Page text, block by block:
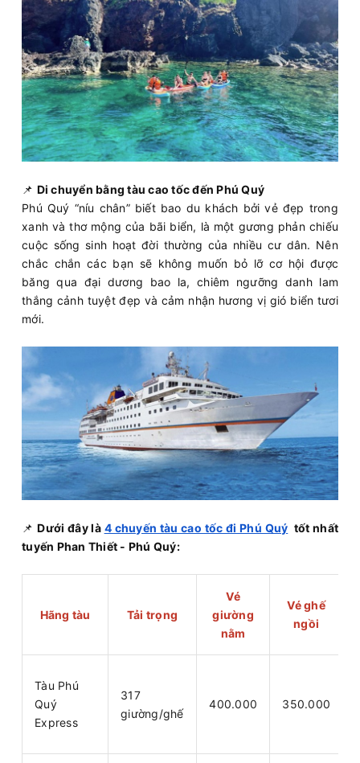
📌 Di chuyển bằng tàu cao tốc đến Phú Quý
Phú Quý “níu chân” biết bao du khách bởi vẻ đẹp trong
xanh và thơ mộng của bãi biển, là một gương phản chiếu
cuộc sống sinh hoạt đời thường của nhiều cư dân. Nên
chắc chắn các bạn sẽ không muốn bỏ lỡ cơ hội được
băng qua đại dương bao la, chiêm ngưỡng danh lam
thắng cảnh tuyệt đẹp và cảm nhận hương vị gió biển tươi
mới.
📌Dưới đây là 4 chuyến tàu cao tốc đi Phú Quý tốt nhất
tuyến Phan Thiết - Phú Quý:
Hãng tàu Tải trọng
Vé
giường
nằm
Vé ghế
ngồi
Tàu Phú
Quý
Express
317
giường/ghế
400.000 350.000